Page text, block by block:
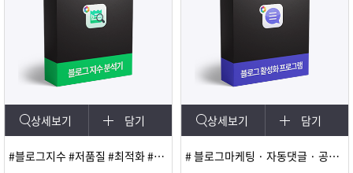
상세보기 담기
#블로그지수 #저품질 #최적화 #블로그품질확인
상세보기 담기
# 블로그마케팅 · 자동댓글 · 공감 · 이웃추가 · 서로이웃추가 · 서이추 · 스크랩